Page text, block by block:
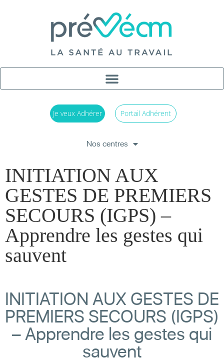
Je veux Adhérer Portail Adhérent
Nos centres
INITIATION AUX
GESTES DE PREMIERS
SECOURS (IGPS) –
Apprendre les gestes qui
sauvent
INITIATION AUX GESTES DE
PREMIERS SECOURS (IGPS)
– Apprendre les gestes qui
sauvent